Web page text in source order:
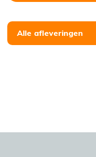
Alle afleveringen